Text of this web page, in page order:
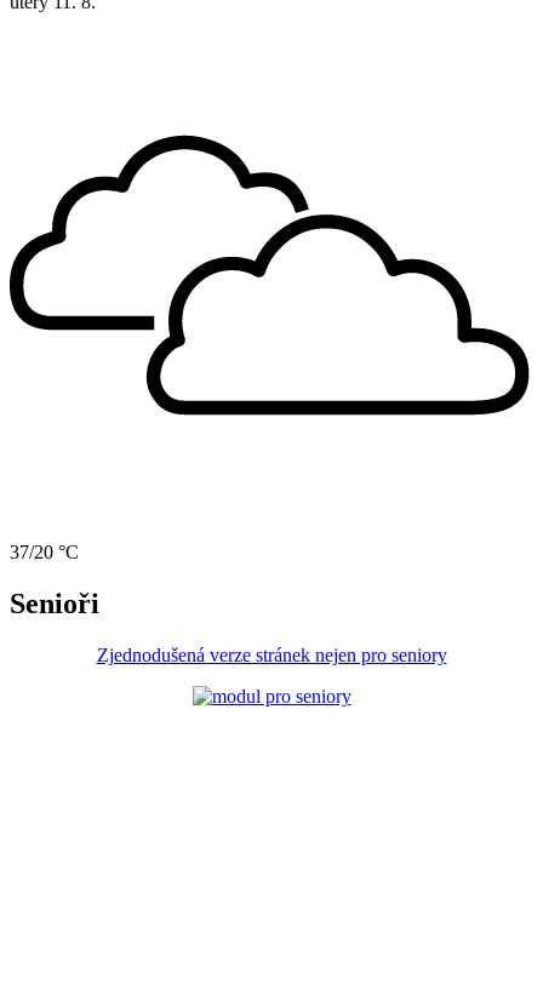
37/20 °C
Senioři
Zjednodušená verze stránek nejen pro seniory